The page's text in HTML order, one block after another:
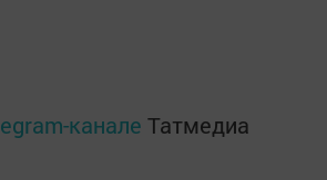
канале Татмедиа